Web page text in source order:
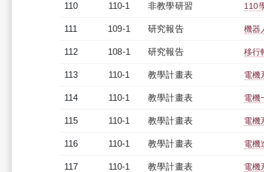
110 110-1 非教學研習 110
111 109-1 研究報告 機器
112 108-1 研究報告 移行
113 110-1 教學計畫表 電機
114 110-1 教學計畫表 電機
115 110-1 教學計畫表 電機
116 110-1 教學計畫表 電機
117 110-1 教學計畫表 電機